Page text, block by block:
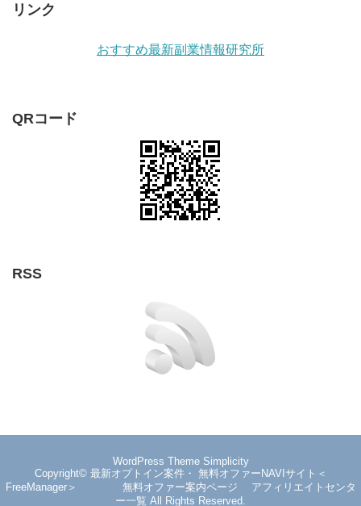
リンク
おすすめ最新副業情報研究所
QRコード
RSS
WordPress Theme Simplicity
Copyright© 最新オプトイン案件・ 無料オファーNAVIサイト＜
FreeManager＞ 無料オファー案内ページ アフィリエイトセンタ
ー一覧 All Rights Reserved.